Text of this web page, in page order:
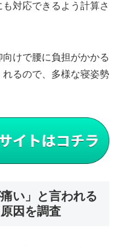
対応できるよう計算さ
けで腰に負担がかかる
るので、多様な寝姿勢
い」と言われる
因を調査